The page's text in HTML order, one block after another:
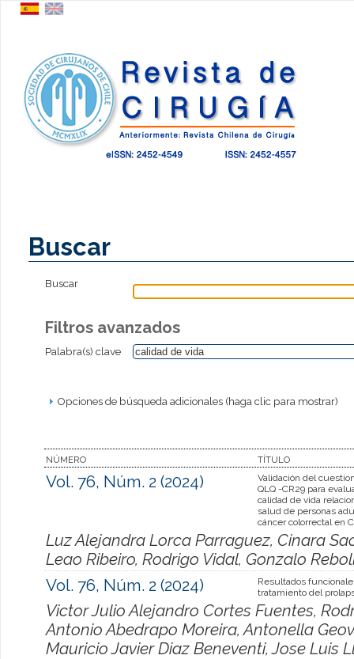
Buscar
Buscar
Filtros avanzados
Palabra(s) clave
Opciones de búsqueda adicionales (haga clic para mostrar)
NÚMERO TÍTULO
Vol. 76, Núm. 2 (2024)
Validación del
QLQ -CR29 para
calidad de vida
salud de personas
cáncer colorrectal en
Luz Alejandra Lorca Parraguez, Cinara
Leao Ribeiro, Rodrigo Vidal, Gonzalo
Vol. 76, Núm. 2 (2024)
Resultados
tratamiento del
Victor Julio Alejandro Cortes Fuentes,
Antonio Abedrapo Moreira, Antonella
Mauricio Javier Diaz Beneventi, Jose Luis